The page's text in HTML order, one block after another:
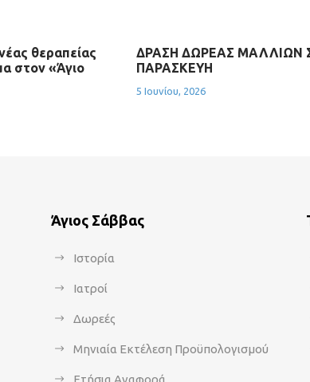
θεραπείας
στον «Άγιο
ΔΡΑΣΗ ΔΩΡΕΑΣ ΜΑΛΛΙΩΝ
ΠΑΡΑΣΚΕΥΗ
5 Ιουνίου, 2026
Άγιος Σάββας
Ιστορία
Ιατροί
Δωρεές
Μηνιαία Εκτέλεση Προϋπολογισμού
Ετήσια Αναφορά